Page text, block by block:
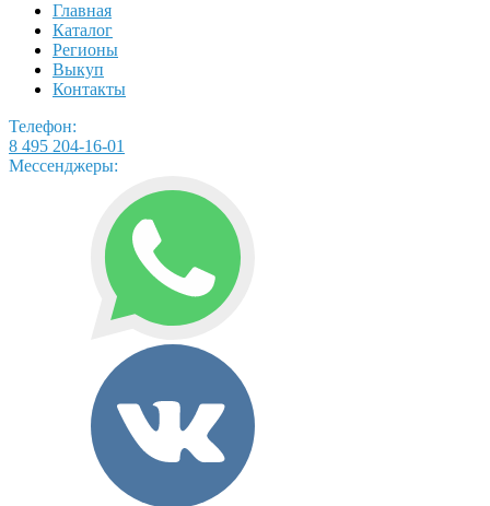
Главная
Каталог
Регионы
Выкуп
Контакты
Телефон:
8 495 204-16-01
Мессенджеры: